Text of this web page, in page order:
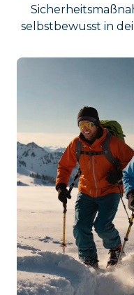
selbstbewusst in